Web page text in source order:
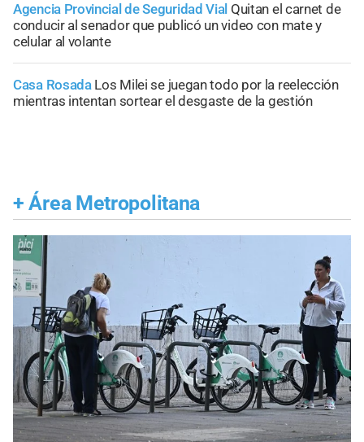
Agencia Provincial de Seguridad Vial Quitan el carnet de
conducir al senador que publicó un video con mate y
celular al volante
Casa Rosada Los Milei se juegan todo por la reelección
mientras intentan sortear el desgaste de la gestión
+ Área Metropolitana